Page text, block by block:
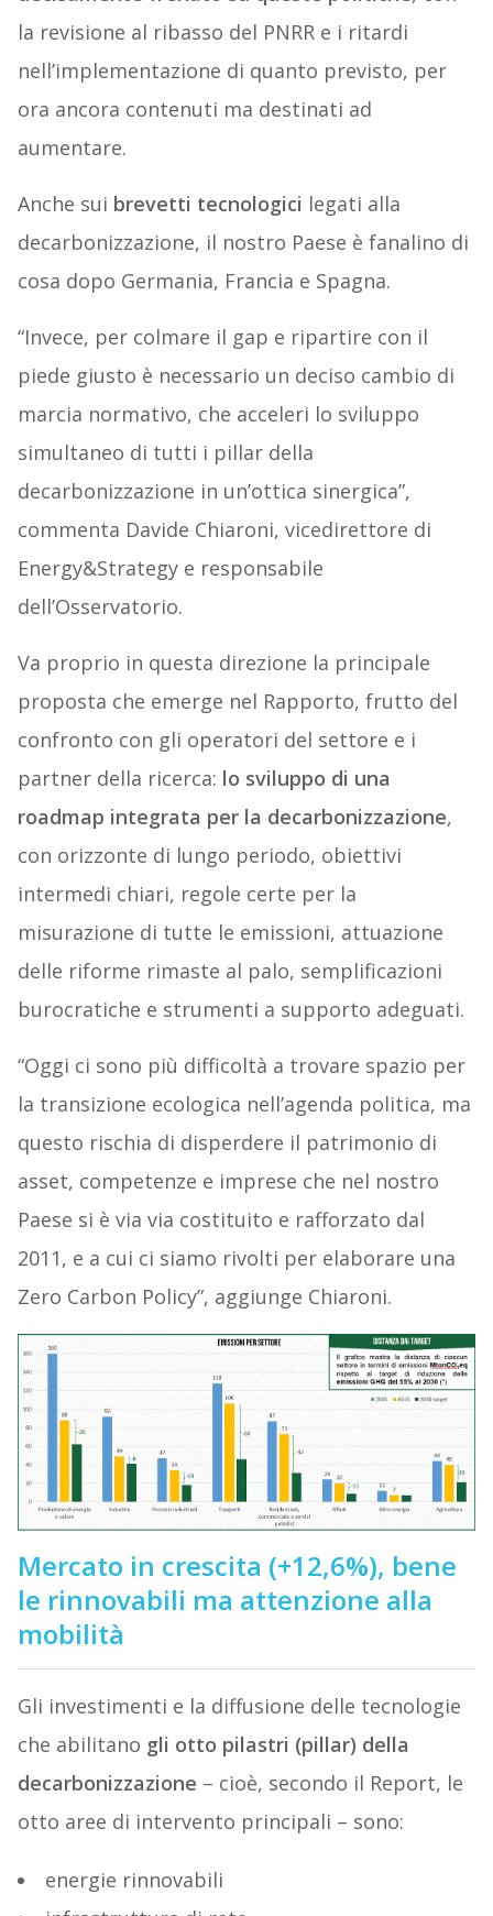
la revisione al ribasso del PNRR e i ritardi
nell’implementazione di quanto previsto, per
ora ancora contenuti ma destinati ad
aumentare.
Anche sui brevetti tecnologici legati alla
decarbonizzazione, il nostro Paese è fanalino di
cosa dopo Germania, Francia e Spagna.
“Invece, per colmare il gap e ripartire con il
piede giusto è necessario un deciso cambio di
marcia normativo, che acceleri lo sviluppo
simultaneo di tutti i pillar della
decarbonizzazione in un’ottica sinergica”,
commenta Davide Chiaroni, vicedirettore di
Energy&Strategy e responsabile
dell’Osservatorio.
Va proprio in questa direzione la principale
proposta che emerge nel Rapporto, frutto del
confronto con gli operatori del settore e i
partner della ricerca: lo sviluppo di una
roadmap integrata per la decarbonizzazione,
con orizzonte di lungo periodo, obiettivi
intermedi chiari, regole certe per la
misurazione di tutte le emissioni, attuazione
delle riforme rimaste al palo, semplificazioni
burocratiche e strumenti a supporto adeguati.
“Oggi ci sono più difficoltà a trovare spazio per
la transizione ecologica nell’agenda politica, ma
questo rischia di disperdere il patrimonio di
asset, competenze e imprese che nel nostro
Paese si è via via costituito e rafforzato dal
2011, e a cui ci siamo rivolti per elaborare una
Zero Carbon Policy”, aggiunge Chiaroni.
Mercato in crescita (+12,6%), bene
le rinnovabili ma attenzione alla
mobilità
Gli investimenti e la diffusione delle tecnologie
che abilitano gli otto pilastri (pillar) della
decarbonizzazione – cioè, secondo il Report, le
otto aree di intervento principali – sono:
energie rinnovabili